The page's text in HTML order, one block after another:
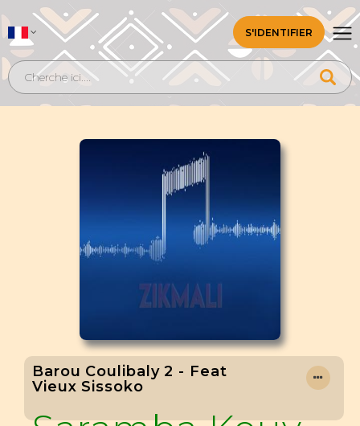
S'IDENTIFIER
Barou Coulibaly 2 - Feat
Vieux Sissoko